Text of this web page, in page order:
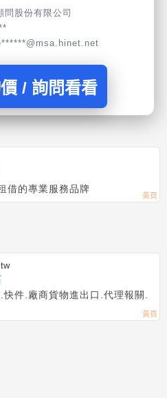
問股份有限公司
/ 詢問看看
借的專業服務品牌
件.廠商貨物進出口.代理報關.